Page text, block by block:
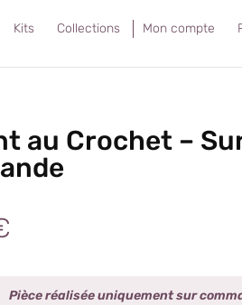
Kits Collections Mon compte
au Crochet –
Pièce réalisée uniquement sur